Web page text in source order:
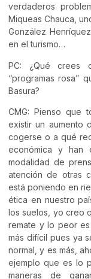
verdaderos
Miqueas Chauca,
González
en el turismo…
PC: ¿Qué crees
“programas rosa”
Basura?
CMG: Pienso que
existir un aumento
cogerse o a qué
económica y han
modalidad de
atención de otras
está poniendo en
ética en nuestro
los suelos, yo creo
remate y lo peor
más difícil pues ya
normal, y es más,
ejemplo que es lo
maneras de